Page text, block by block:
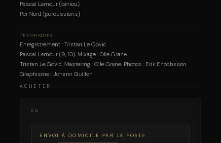
Pascal Lamour (biniou)
Per Nord (percussions)
TECHNIQUES
Enregistrement : Tristan Le Govic
Pascal Lamour (9, 10). Mixage : Olle Grane
Tristan Le Govic. Mastering : Olle Grane. Photos : Erik Enochsson.
Graphisme : Johann Guillon
ACHETER
CD
ENVOI À DOMICILE PAR LA POSTE